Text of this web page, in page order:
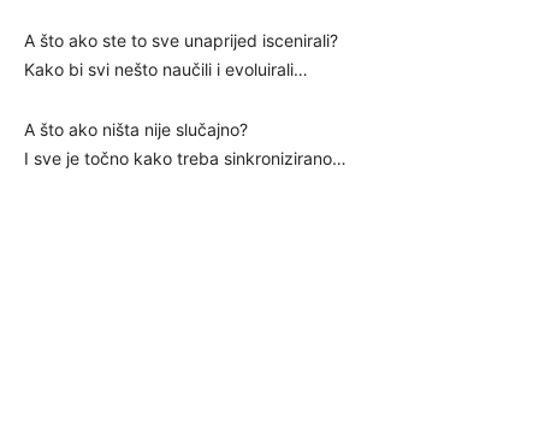
A što ako ste to sve unaprijed iscenirali?
Kako bi svi nešto naučili i evoluirali…
A što ako ništa nije slučajno?
I sve je točno kako treba sinkronizirano…